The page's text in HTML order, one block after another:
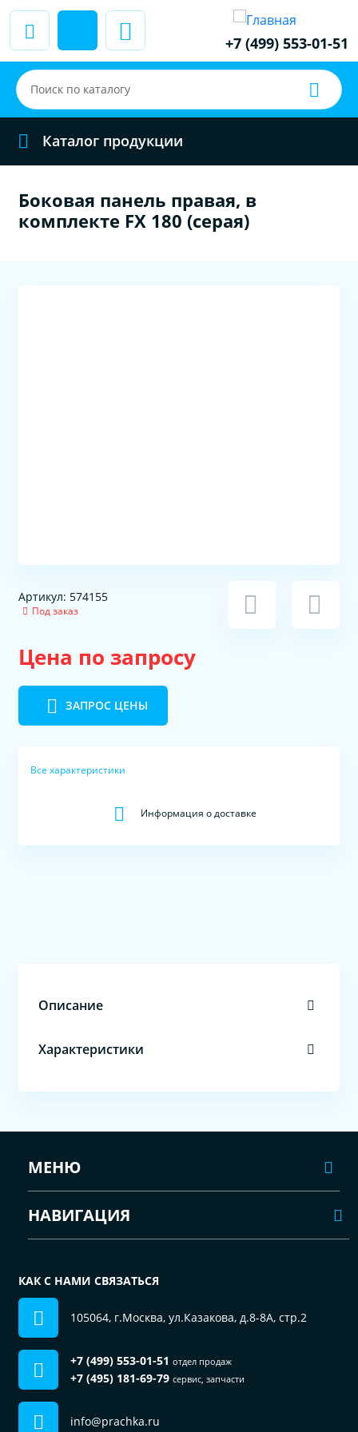
+7 (499) 553-01-51
Каталог продукции
Боковая панель правая, в
комплекте FX 180 (серая)
Артикул: 574155
Под заказ
Цена по запросу
ЗАПРОС ЦЕНЫ
Все характеристики
Информация о доставке
Описание
Характеристики
МЕНЮ
НАВИГАЦИЯ
КАК С НАМИ СВЯЗАТЬСЯ
105064, г.Москва, ул.Казакова, д.8-8А, стр.2
+7 (499) 553-01-51 отдел продаж
+7 (495) 181-69-79 сервис, запчасти
info@prachka.ru